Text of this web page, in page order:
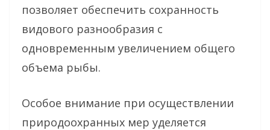
позволяет обеспечить сохранность
видового разнообразия с
одновременным увеличением общего
объема рыбы.
Особое внимание при осуществлении
природоохранных мер уделяется